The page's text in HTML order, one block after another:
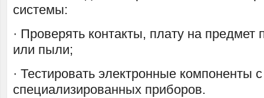
системы:
· Проверять контакты, плату на предмет
или пыли;
· Тестировать электронные компоненты
специализированных приборов.